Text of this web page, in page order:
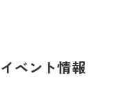
イベント情報